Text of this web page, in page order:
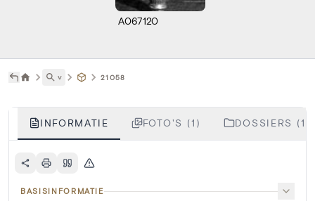
A067120
˅ 21058
INFORMATIE FOTO'S (1) DOSSIERS (1)
BASISINFORMATIE